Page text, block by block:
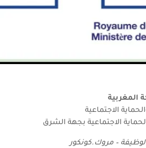
المغربية
الاجتماعية
الاجتماعية بجهة الشرق
– مروك.كونكور